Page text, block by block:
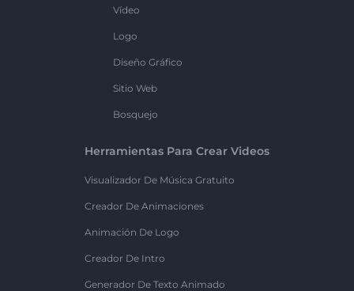
Vídeo
Logo
Diseño Gráfico
Sitio Web
Bosquejo
Herramientas Para Crear Videos
Visualizador De Música Gratuito
Creador De Animaciones
Animación De Logo
Creador De Intro
Generador De Texto Animado